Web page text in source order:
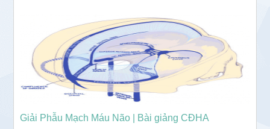
Giải Phẫu Mạch Máu Não | Bài giảng CĐHA